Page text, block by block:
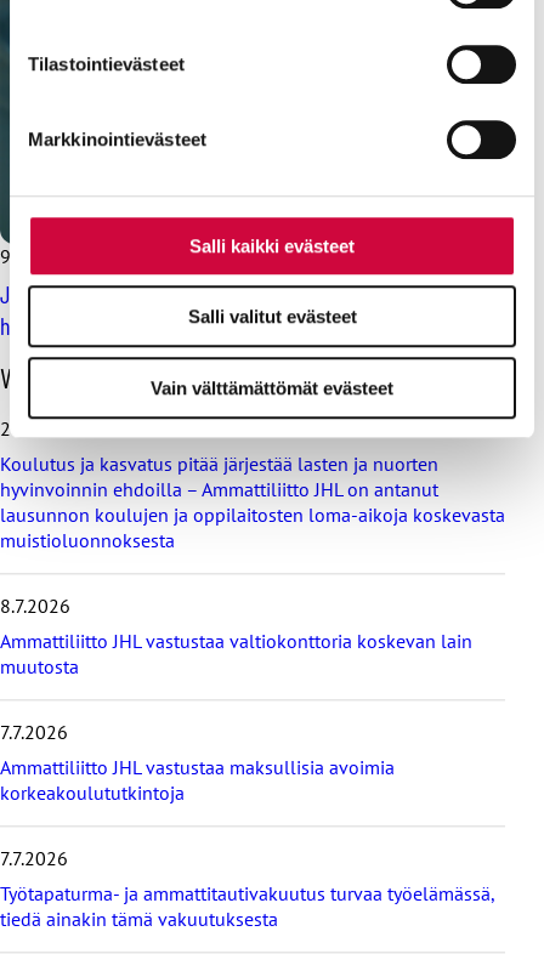
parantavia, ja osaa käytetään tilastointi- tai
Tilastointievästeet
Markkinointievästeet
Salli kaikki evästeet
Salli valitut evästeet
Vain välttämättömät evästeet
9.8.2024
JHL lyttää hoitotakuun pidentämisen: lisää jonoja, kuluja ja
henkilökunnan kuormitusta
O
h
i
a
v
i
i
i
s
i
ä
t
u
t
i
s
e
t
Viimeisimmät uutiset
28.7.2026
Koulutus ja kasvatus pitää järjestää lasten ja nuorten
hyvinvoinnin ehdoilla – Ammattiliitto JHL on antanut
lausunnon koulujen ja oppilaitosten loma-aikoja koskevasta
muistioluonnoksesta
8.7.2026
Ammattiliitto JHL vastustaa valtiokonttoria koskevan lain
muutosta
7.7.2026
Ammattiliitto JHL vastustaa maksullisia avoimia
korkeakoulututkintoja
7.7.2026
Työtapaturma- ja ammattitautivakuutus turvaa työelämässä,
tiedä ainakin tämä vakuutuksesta